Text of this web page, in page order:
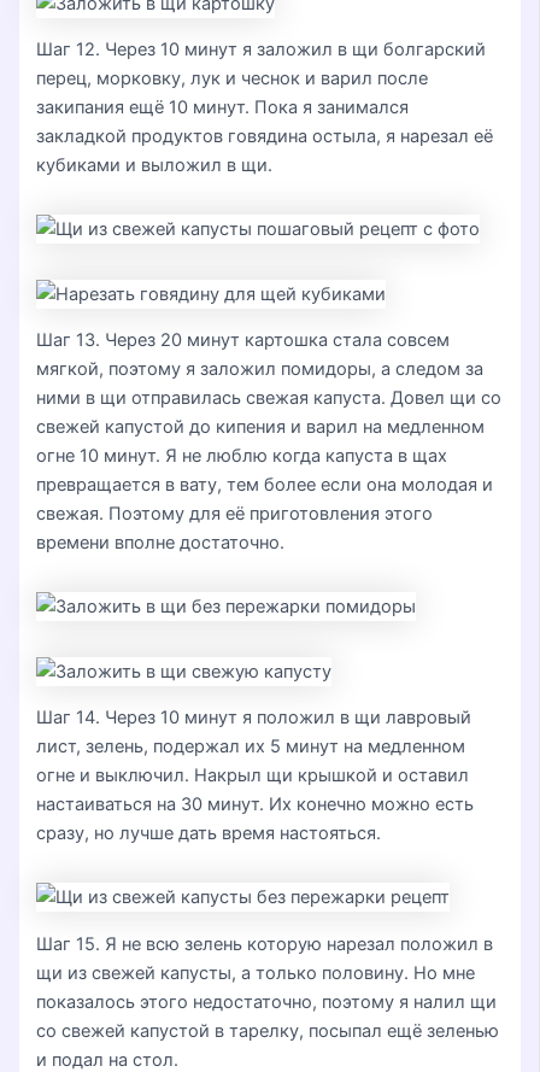
Шаг 12. Через 10 минут я заложил в щи болгарский
перец, морковку, лук и чеснок и варил после
закипания ещё 10 минут. Пока я занимался
закладкой продуктов говядина остыла, я нарезал её
кубиками и выложил в щи.
Шаг 13. Через 20 минут картошка стала совсем
мягкой, поэтому я заложил помидоры, а следом за
ними в щи отправилась свежая капуста. Довел щи со
свежей капустой до кипения и варил на медленном
огне 10 минут. Я не люблю когда капуста в щах
превращается в вату, тем более если она молодая и
свежая. Поэтому для её приготовления этого
времени вполне достаточно.
Шаг 14. Через 10 минут я положил в щи лавровый
лист, зелень, подержал их 5 минут на медленном
огне и выключил. Накрыл щи крышкой и оставил
настаиваться на 30 минут. Их конечно можно есть
сразу, но лучше дать время настояться.
Шаг 15. Я не всю зелень которую нарезал положил в
щи из свежей капусты, а только половину. Но мне
показалось этого недостаточно, поэтому я налил щи
со свежей капустой в тарелку, посыпал ещё зеленью
и подал на стол.